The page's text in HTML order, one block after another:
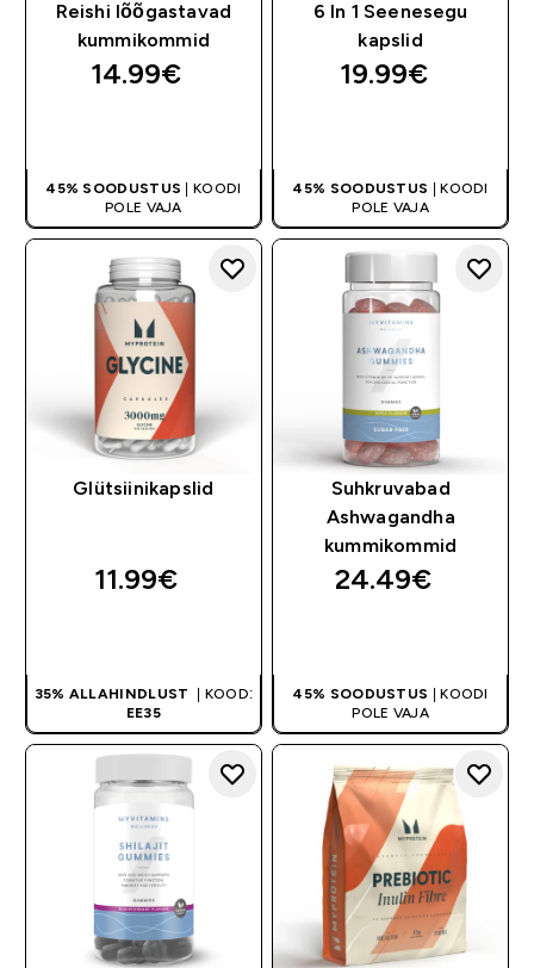
Reishi lõõgastavad
kummikommid
14.99€‎
45% SOODUSTUS | KOODI
POLE VAJA
6 In 1 Seenesegu
kapslid
19.99€‎
45% SOODUSTUS | KOODI
POLE VAJA
Glütsiinikapslid
11.99€‎
35% ALLAHINDLUST
| KOOD:
EE35
Suhkruvabad
Ashwagandha
kummikommid
24.49€‎
45% SOODUSTUS | KOODI
POLE VAJA